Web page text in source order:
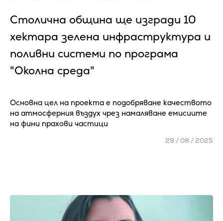
Столична община ще изгради 10
хектара зелена инфраструктура и
поливни системи по програма
"Околна среда"
Основна цел на проекта е подобряване качеството
на атмосферния въздух чрез намаляване емисиите
на фини прахови частици
29 / 08 / 2025